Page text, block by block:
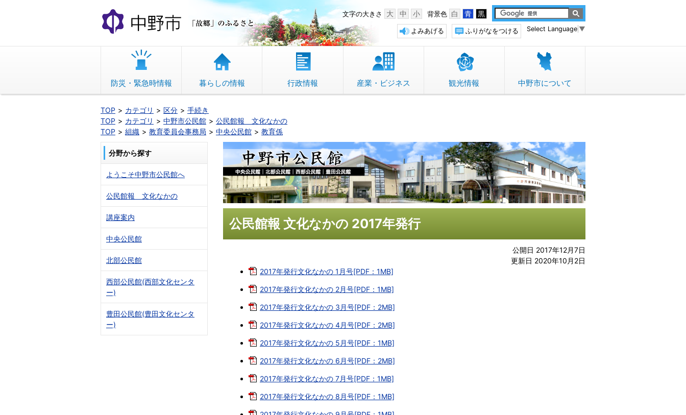
文
へ
動
中野市 「故郷」のふるさと 背景色 白 青 黒
文字の大きさ 大 中 小
Select Language ▼
ふりがなをつける
よみあげる
防災・緊急時情報 暮らしの情報 行政情報 産業・ビジネス 観光情報 中野市について
TOP カテゴリ 区分
手続き
TOP
カテゴリ 中野市公民館
公民館報 文化なかの
TOP
組織 教育委員会事務局 中央公民館 教育係
公民館報 文化なかの 2017年発行
公開日 2017年12月7日
更新日 2020年10月2日
2017年発行文化なかの 1月号[PDF：1MB]
2017年発行文化なかの 2月号[PDF：1MB]
2017年発行文化なかの 3月号[PDF：2MB]
2017年発行文化なかの 4月号[PDF：2MB]
2017年発行文化なかの 5月号[PDF：1MB]
2017年発行文化なかの 6月号[PDF：2MB]
2017年発行文化なかの 7月号[PDF：1MB]
2017年発行文化なかの 8月号[PDF：1MB]
分野から探す
ようこそ中野市公民館へ
公民館報 文化なかの
講座案内
中央公民館
北部公民館
西部公民館(西部文化センタ
ー)
豊田公民館(豊田文化センタ
ー)